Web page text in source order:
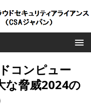
コンピュー
な脅威2024の